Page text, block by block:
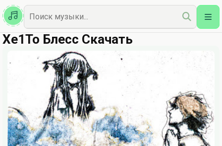
Казахская
Наш Топ
Xe1To Блесс Скачать